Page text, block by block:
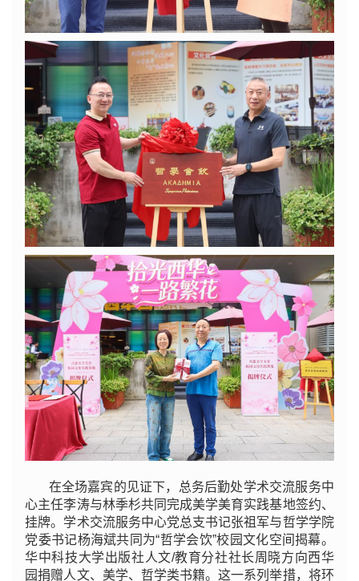
在全场嘉宾的见证下，总务后勤处学术交流服务中
心主任李涛与林季杉共同完成美学美育实践基地签约、
挂牌。学术交流服务中心党总支书记张祖军与哲学学院
党委书记杨海斌共同为“哲学会饮”校园文化空间揭幕。
华中科技大学出版社人文/教育分社社长周晓方向西华
园捐赠人文、美学、哲学类书籍。这一系列举措，将环